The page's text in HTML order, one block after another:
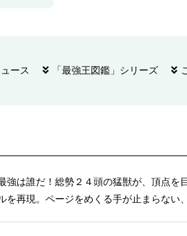
ース 「最強王図鑑」シリーズ
は誰だ！総勢２４頭の猛獣が、頂点を
再現。ページをめくる手が止まらない